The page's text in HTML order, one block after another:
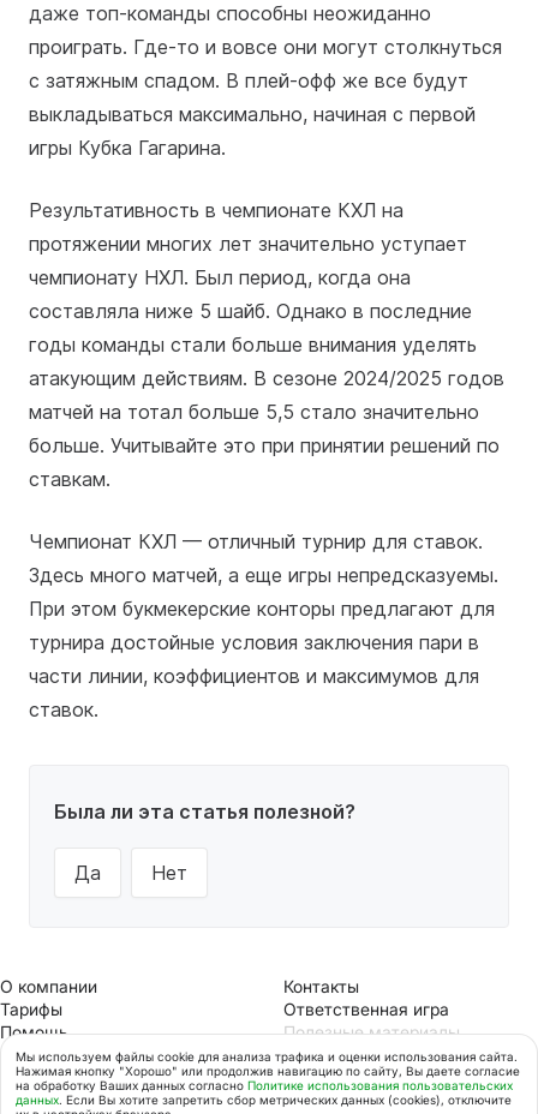
даже топ-команды способны неожиданно
проиграть. Где-то и вовсе они могут столкнуться
с затяжным спадом. В плей-офф же все будут
выкладываться максимально, начиная с первой
игры Кубка Гагарина.
Результативность в чемпионате КХЛ на
протяжении многих лет значительно уступает
чемпионату НХЛ. Был период, когда она
составляла ниже 5 шайб. Однако в последние
годы команды стали больше внимания уделять
атакующим действиям. В сезоне 2024/2025 годов
матчей на тотал больше 5,5 стало значительно
больше. Учитывайте это при принятии решений по
ставкам.
Чемпионат КХЛ — отличный турнир для ставок.
Здесь много матчей, а еще игры непредсказуемы.
При этом букмекерские конторы предлагают для
турнира достойные условия заключения пари в
части линии, коэффициентов и максимумов для
ставок.
Была ли эта статья полезной?
Да Нет
О компании
Тарифы
Помощь
Безопасность
Вакансии
Контакты
Ответственная игра
Полезные материалы
Акции
Мir Pay
ООО НКО «Мобильная карта»
Мы используем файлы cookie для анализа трафика и оценки использования сайта.
Нажимая кнопку "Хорошо" или продолжив навигацию по сайту, Вы даете согласие
на обработку Ваших данных согласно Политике использования пользовательских
данных. Если Вы хотите запретить сбор метрических данных (cookies), отключите